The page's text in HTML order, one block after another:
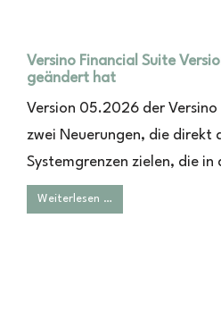
Versino Financial Suite
geändert hat
Version 05.2026 der
zwei Neuerungen, die direkt
Systemgrenzen zielen, die
Weiterlesen …